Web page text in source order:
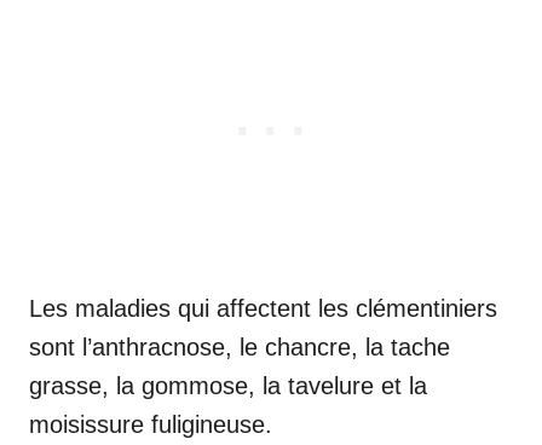
Les maladies qui affectent les clémentiniers
sont l’anthracnose, le chancre, la tache
grasse, la gommose, la tavelure et la
moisissure fuligineuse.